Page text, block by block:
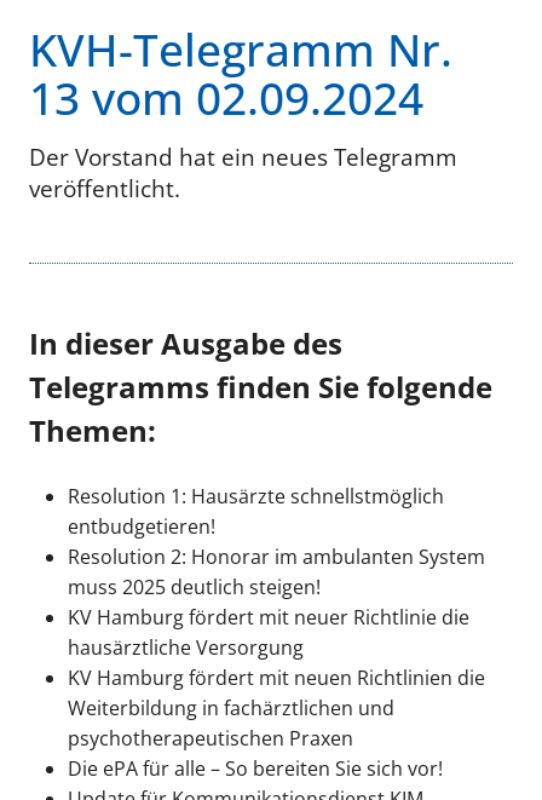
KVH-Telegramm Nr.
13 vom 02.09.2024
Der Vorstand hat ein neues Telegramm
veröffentlicht.
In dieser Ausgabe des
Telegramms finden Sie folgende
Themen:
Resolution 1: Hausärzte schnellstmöglich
entbudgetieren!
Resolution 2: Honorar im ambulanten System
muss 2025 deutlich steigen!
KV Hamburg fördert mit neuer Richtlinie die
hausärztliche Versorgung
KV Hamburg fördert mit neuen Richtlinien die
Weiterbildung in fachärztlichen und
psychotherapeutischen Praxen
Die ePA für alle – So bereiten Sie sich vor!